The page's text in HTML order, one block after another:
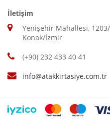
İletişim
Yenişehir Mahallesi,
Konak/İzmir
(+90) 232 433 40 41
info@atakkirtasiye.com.tr